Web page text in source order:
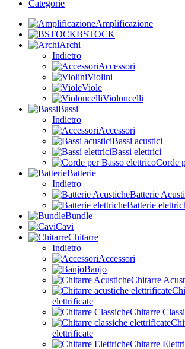
Categorie
Amplificazione
BSTOCK
Archi
Indietro
Accessori
Violini
Viole
Violoncelli
Bassi
Indietro
Accessori
Bassi acustici
Bassi elettrici
Corde
Batterie
Indietro
Batterie
Batterie
Bundle
Cavi
Chitarre
Indietro
Accessori
Banjo
Chitarre
elettrificate
Chitarre
elettrificate
Chitarre